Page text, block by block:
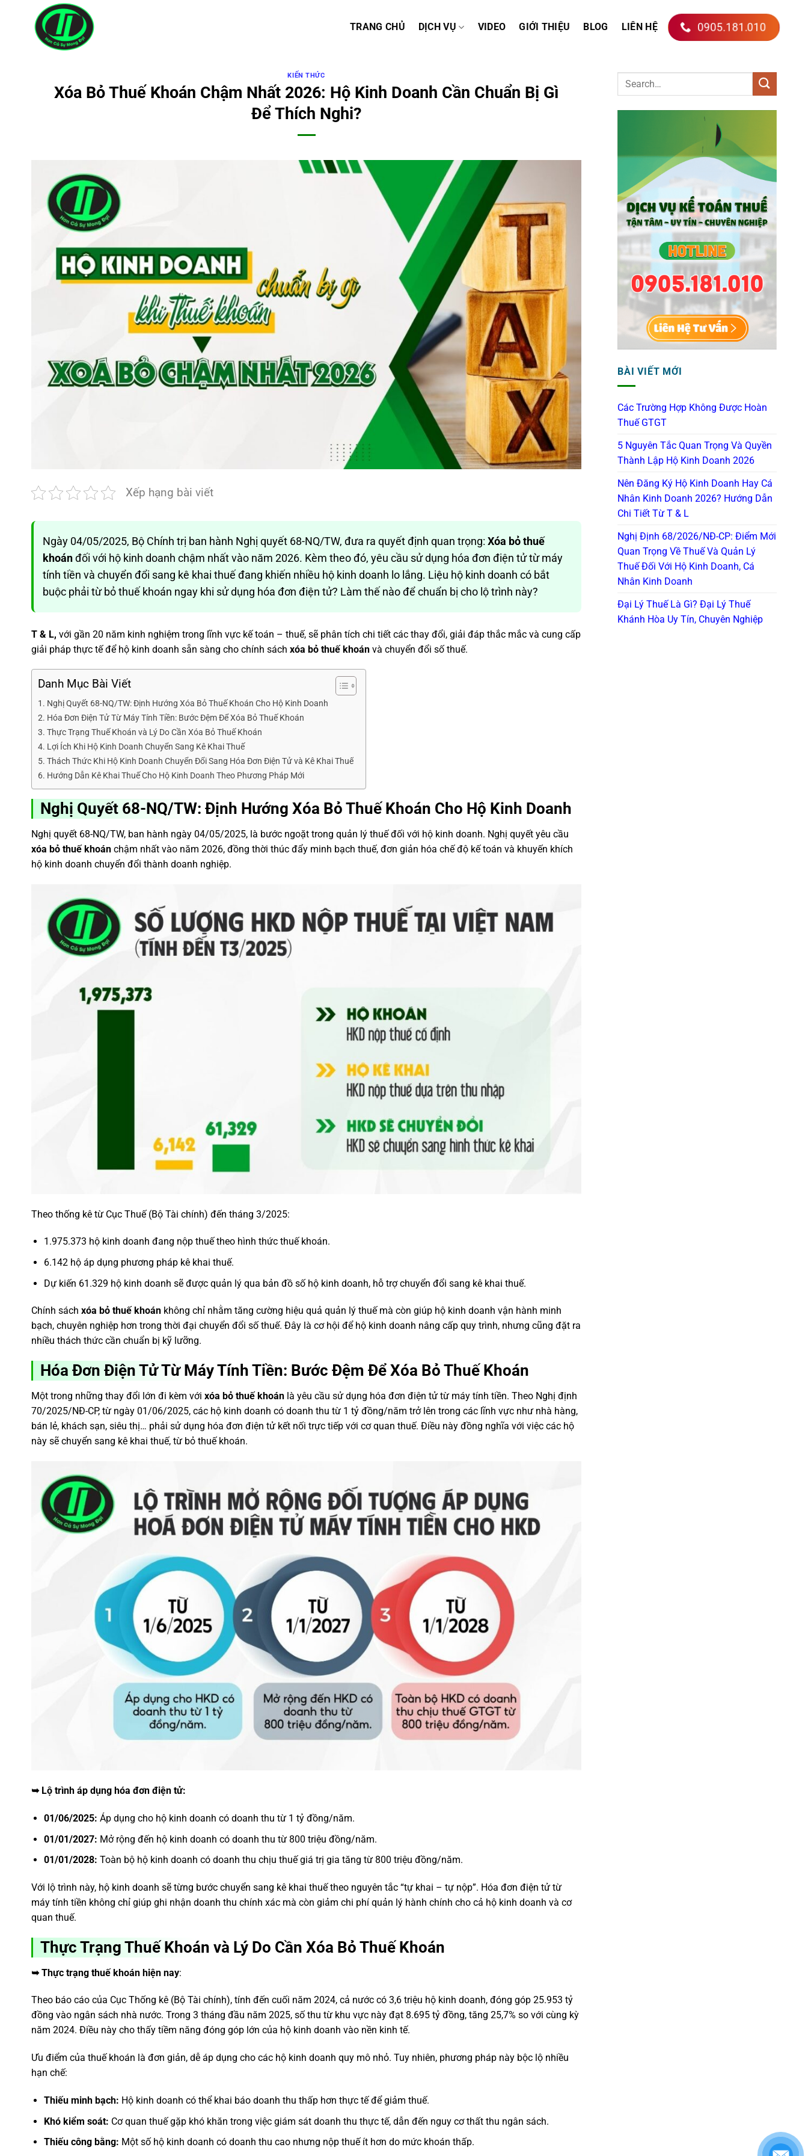
TRANG CHỦ DỊCH VỤ VIDEO GIỚI THIỆU BLOG LIÊN HỆ 0905.181.010
KIẾN THỨC
Xóa Bỏ Thuế Khoán Chậm Nhất 2026: Hộ Kinh Doanh Cần Chuẩn Bị Gì
Để Thích Nghi?
Xếp hạng bài viết
Ngày 04/05/2025, Bộ Chính trị ban hành Nghị quyết 68-NQ/TW, đưa ra quyết định quan trọng: Xóa bỏ thuế
khoánđối với hộ kinh doanh chậm nhất vào năm 2026. Kèm theo đó, yêu cầu sử dụng hóa đơn điện tử từ máy
tính tiền và chuyển đổi sang kê khai thuế đang khiến nhiều hộ kinh doanh lo lắng. Liệu hộ kinh doanh có bắt
buộc phải từ bỏ thuế khoán ngay khi sử dụng hóa đơn điện tử? Làm thế nào để chuẩn bị cho lộ trình này?
T & L, với gần 20 năm kinh nghiệm trong lĩnh vực kế toán – thuế, sẽ phân tích chi tiết các thay đổi, giải đáp thắc mắc và cung cấp
giải pháp thực tế để hộ kinh doanh sẵn sàng cho chính sách xóa bỏ thuế khoán và chuyển đổi số thuế.
Danh Mục Bài Viết
Nghị Quyết 68-NQ/TW: Định Hướng Xóa Bỏ Thuế Khoán Cho Hộ Kinh Doanh
Hóa Đơn Điện Tử Từ Máy Tính Tiền: Bước Đệm Để Xóa Bỏ Thuế Khoán
Thực Trạng Thuế Khoán và Lý Do Cần Xóa Bỏ Thuế Khoán
Lợi Ích Khi Hộ Kinh Doanh Chuyển Sang Kê Khai Thuế
Thách Thức Khi Hộ Kinh Doanh Chuyển Đổi Sang Hóa Đơn Điện Tử và Kê Khai Thuế
Hướng Dẫn Kê Khai Thuế Cho Hộ Kinh Doanh Theo Phương Pháp Mới
Nghị Quyết 68-NQ/TW: Định Hướng Xóa Bỏ Thuế Khoán Cho Hộ Kinh Doanh
Nghị quyết 68-NQ/TW, ban hành ngày 04/05/2025, là bước ngoặt trong quản lý thuế đối với hộ kinh doanh. Nghị quyết yêu cầu
xóa bỏ thuế khoán chậm nhất vào năm 2026, đồng thời thúc đẩy minh bạch thuế, đơn giản hóa chế độ kế toán và khuyến khích
hộ kinh doanh chuyển đổi thành doanh nghiệp.
Theo thống kê từ Cục Thuế (Bộ Tài chính) đến tháng 3/2025:
1.975.373 hộ kinh doanh đang nộp thuế theo hình thức thuế khoán.
6.142 hộ áp dụng phương pháp kê khai thuế.
Dự kiến 61.329 hộ kinh doanh sẽ được quản lý qua bản đồ số hộ kinh doanh, hỗ trợ chuyển đổi sang kê khai thuế.
Chính sách xóa bỏ thuế khoán không chỉ nhằm tăng cường hiệu quả quản lý thuế mà còn giúp hộ kinh doanh vận hành minh
bạch, chuyên nghiệp hơn trong thời đại chuyển đổi số thuế. Đây là cơ hội để hộ kinh doanh nâng cấp quy trình, nhưng cũng đặt ra
nhiều thách thức cần chuẩn bị kỹ lưỡng.
Hóa Đơn Điện Tử Từ Máy Tính Tiền: Bước Đệm Để Xóa Bỏ Thuế Khoán
Một trong những thay đổi lớn đi kèm với xóa bỏ thuế khoán là yêu cầu sử dụng hóa đơn điện tử từ máy tính tiền. Theo Nghị định
70/2025/NĐ-CP, từ ngày 01/06/2025, các hộ kinh doanh có doanh thu từ 1 tỷ đồng/năm trở lên trong các lĩnh vực như nhà hàng,
bán lẻ, khách sạn, siêu thị… phải sử dụng hóa đơn điện tử kết nối trực tiếp với cơ quan thuế. Điều này đồng nghĩa với việc các hộ
này sẽ chuyển sang kê khai thuế, từ bỏ thuế khoán.
➥ Lộ trình áp dụng hóa đơn điện tử:
01/06/2025: Áp dụng cho hộ kinh doanh có doanh thu từ 1 tỷ đồng/năm.
01/01/2027: Mở rộng đến hộ kinh doanh có doanh thu từ 800 triệu đồng/năm.
01/01/2028: Toàn bộ hộ kinh doanh có doanh thu chịu thuế giá trị gia tăng từ 800 triệu đồng/năm.
Với lộ trình này, hộ kinh doanh sẽ từng bước chuyển sang kê khai thuế theo nguyên tắc “tự khai – tự nộp”. Hóa đơn điện tử từ
máy tính tiền không chỉ giúp ghi nhận doanh thu chính xác mà còn giảm chi phí quản lý hành chính cho cả hộ kinh doanh và cơ
quan thuế.
Thực Trạng Thuế Khoán và Lý Do Cần Xóa Bỏ Thuế Khoán
➥ Thực trạng thuế khoán hiện nay:
Theo báo cáo của Cục Thống kê (Bộ Tài chính), tính đến cuối năm 2024, cả nước có 3,6 triệu hộ kinh doanh, đóng góp 25.953 tỷ
đồng vào ngân sách nhà nước. Trong 3 tháng đầu năm 2025, số thu từ khu vực này đạt 8.695 tỷ đồng, tăng 25,7% so với cùng kỳ
năm 2024. Điều này cho thấy tiềm năng đóng góp lớn của hộ kinh doanh vào nền kinh tế.
Ưu điểm của thuế khoán là đơn giản, dễ áp dụng cho các hộ kinh doanh quy mô nhỏ. Tuy nhiên, phương pháp này bộc lộ nhiều
hạn chế:
Thiếu minh bạch: Hộ kinh doanh có thể khai báo doanh thu thấp hơn thực tế để giảm thuế.
Khó kiểm soát: Cơ quan thuế gặp khó khăn trong việc giám sát doanh thu thực tế, dẫn đến nguy cơ thất thu ngân sách.
Thiếu công bằng: Một số hộ kinh doanh có doanh thu cao nhưng nộp thuế ít hơn do mức khoán thấp.
BÀI VIẾT MỚI
Các Trường Hợp Không Được Hoàn
Thuế GTGT
5 Nguyên Tắc Quan Trọng Và Quyền
Thành Lập Hộ Kinh Doanh 2026
Nên Đăng Ký Hộ Kinh Doanh Hay Cá
Nhân Kinh Doanh 2026? Hướng Dẫn
Chi Tiết Từ T & L
Nghị Định 68/2026/NĐ-CP: Điểm Mới
Quan Trọng Về Thuế Và Quản Lý
Thuế Đối Với Hộ Kinh Doanh, Cá
Nhân Kinh Doanh
Đại Lý Thuế Là Gì? Đại Lý Thuế
Khánh Hòa Uy Tín, Chuyên Nghiệp